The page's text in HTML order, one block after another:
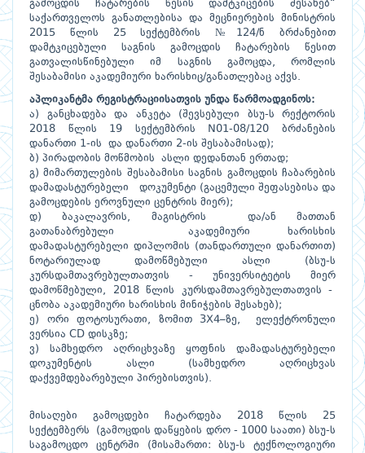
გამოცდის ჩატარების წესის დამტკიცების შესახებ“
საქართველოს განათლებისა და მეცნიერების მინისტრის
2015 წლის 25 სექტემბრის №124/ნ ბრძანებით
დამტკიცებული საგნის გამოცდის ჩატარების წესით
გათვალისწინებული იმ საგნის გამოცდა, რომლის
შესაბამისი აკადემიური ხარისხიც/განათლებაც აქვს.
აპლიკანტმა რეგისტრაციისათვის უნდა წარმოადგინოს:
ა) განცხადება და ანკეტა (შევსებული ბსუ-ს რექტორის
2018 წლის 19 სექტემბრის N01-08/120 ბრძანების
დანართი 1-ის და დანართი 2-ის შესაბამისად);
ბ) პირადობის მოწმობის ასლი დედანთან ერთად;
გ) მიმართულების შესაბამისი საგნის გამოცდის ჩაბარების
დამადასტურებელი დოკუმენტი (გაცემული შეფასებისა და
გამოცდების ეროვნული ცენტრის მიერ);
დ) ბაკალავრის, მაგისტრის და/ან მათთან
გათანაბრებული აკადემიური ხარისხის
დამადასტურებელი დიპლომის (თანდართული დანართით)
ნოტარიულად დამოწმებული ასლი (ბსუ-ს
კურსდამთავრებულთათვის - უნივერსიტეტის მიერ
დამოწმებული, 2018 წლის კურსდამთავრებულთათვის -
ცნობა აკადემიური ხარისხის მინიჭების შესახებ);
ე) ორი ფოტოსურათი, ზომით 3X4–ზე, ელექტრონული
ვერსია CD დისკზე;
ვ) სამხედრო აღრიცხვაზე ყოფნის დამადასტურებელი
დოკუმენტის ასლი (სამხედრო აღრიცხვას
დაქვემდებარებული პირებისთვის).
მისაღები გამოცდები ჩატარდება 2018 წლის 25
სექტემბერს (გამოცდის დაწყების დრო - 1000 საათი) ბსუ-ს
საგამოცდო ცენტრში (მისამართი: ბსუ-ს ტექნოლოგიური